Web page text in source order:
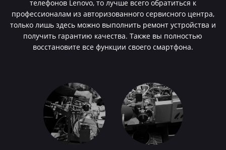
телефонов Lenovo, то лучше всего обратиться к
профессионалам из авторизованного сервисного центра,
только лишь здесь можно выполнить ремонт устройства и
получить гарантию качества. Также вы полностью
восстановите все функции своего смартфона.